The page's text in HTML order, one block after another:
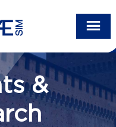
&